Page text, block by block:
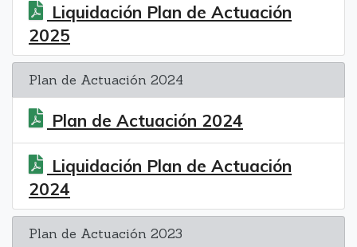
Liquidación Plan de Actuación
2025
Plan de Actuación 2024
Plan de Actuación 2024
Liquidación Plan de Actuación
2024
Plan de Actuación 2023